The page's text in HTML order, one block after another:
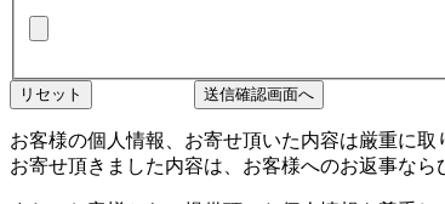
お客様の個人情報、お寄せ頂いた内容は厳重に取
お寄せ頂きました内容は、お客様へのお返事な